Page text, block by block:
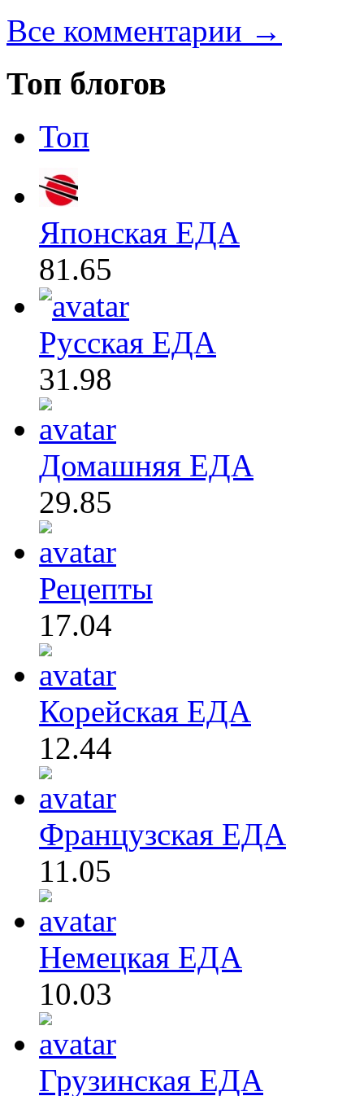
Все комментарии →
Топ блогов
Топ
Японская ЕДА
81.65
Русская ЕДА
31.98
Домашняя ЕДА
29.85
Рецепты
17.04
Корейская ЕДА
12.44
Французская ЕДА
11.05
Немецкая ЕДА
10.03
Грузинская ЕДА